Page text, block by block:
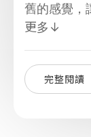
舊的感覺，
更多↓
完整閱讀